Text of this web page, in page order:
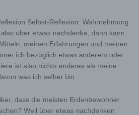
Selbst-Reflexion: Wahrnehmung
über etwas nachdenke, dann kann
meinen Erfahrungen und meinen
ich bezüglich etwas anderem oder
ist also nichts anderes als meine
was ich selber bin.
dass die meisten Erdenbewohner
Weil über etwas nachdenken